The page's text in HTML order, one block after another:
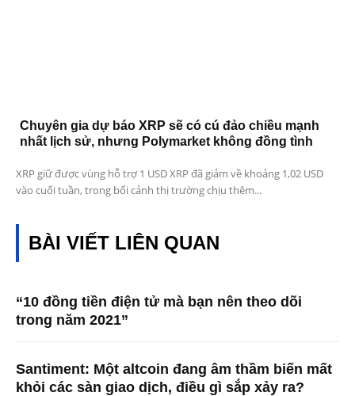
Chuyên gia dự báo XRP sẽ có cú đảo chiều mạnh
nhất lịch sử, nhưng Polymarket không đồng tình
XRP giữ được vùng hỗ trợ 1 USD XRP đã giảm về khoảng 1,02 USD
vào cuối tuần, trong bối cảnh thị trường chịu thêm...
BÀI VIẾT LIÊN QUAN
“10 đồng tiền điện tử mà bạn nên theo dõi
trong năm 2021”
Santiment: Một altcoin đang âm thầm biến mất
khỏi các sàn giao dịch, điều gì sắp xảy ra?